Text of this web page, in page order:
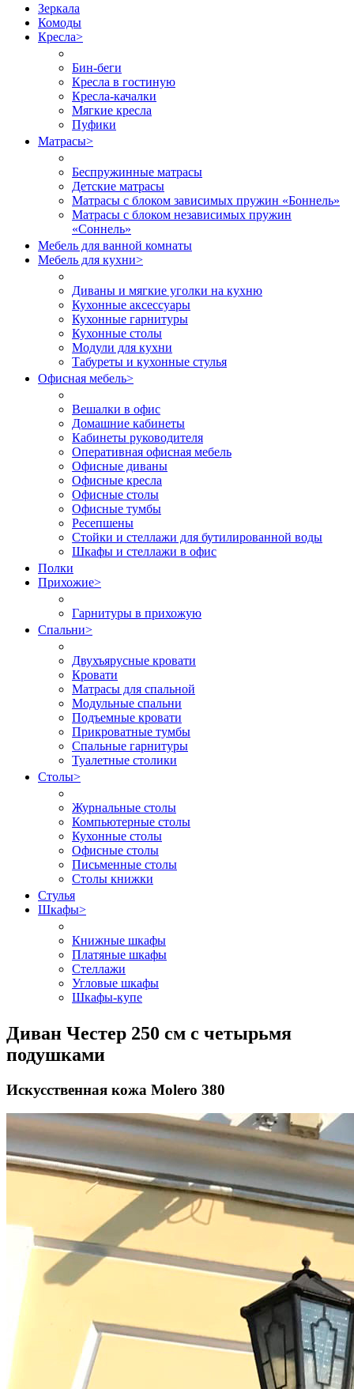
Зеркала
Комоды
Кресла>
Бин-беги
Кресла в гостиную
Кресла-качалки
Мягкие кресла
Пуфики
Матрасы>
Беспружинные матрасы
Детские матрасы
Матрасы с блоком зависимых пружин «Боннель»
Матрасы с блоком независимых пружин
«Соннель»
Мебель для ванной комнаты
Мебель для кухни>
Диваны и мягкие уголки на кухню
Кухонные аксессуары
Кухонные гарнитуры
Кухонные столы
Модули для кухни
Табуреты и кухонные стулья
Офисная мебель>
Вешалки в офис
Домашние кабинеты
Кабинеты руководителя
Оперативная офисная мебель
Офисные диваны
Офисные кресла
Офисные столы
Офисные тумбы
Ресепшены
Стойки и стеллажи для бутилированной воды
Шкафы и стеллажи в офис
Полки
Прихожие>
Гарнитуры в прихожую
Спальни>
Двухъярусные кровати
Кровати
Матрасы для спальной
Модульные спальни
Подъемные кровати
Прикроватные тумбы
Спальные гарнитуры
Туалетные столики
Столы>
Журнальные столы
Компьютерные столы
Кухонные столы
Офисные столы
Письменные столы
Столы книжки
Стулья
Шкафы>
Книжные шкафы
Платяные шкафы
Стеллажи
Угловые шкафы
Шкафы-купе
Диван Честер 250 см с четырьмя
подушками
Искусственная кожа Molero 380